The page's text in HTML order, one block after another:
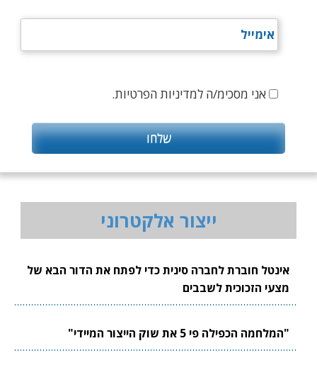
אני מסכימ/ה למדיניות הפרטיות.
ייצור אלקטרוני
אינטל חוברת לחברה סינית כדי לפתח את הדור הבא של
מצעי הזכוכית לשבבים
"המלחמה הכפילה פי 5 את שוק הייצור המיידי"